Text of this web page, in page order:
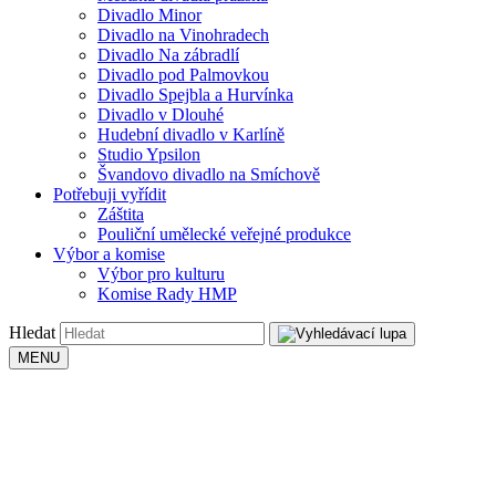
Divadlo Minor
Divadlo na Vinohradech
Divadlo Na zábradlí
Divadlo pod Palmovkou
Divadlo Spejbla a Hurvínka
Divadlo v Dlouhé
Hudební divadlo v Karlíně
Studio Ypsilon
Švandovo divadlo na Smíchově
Potřebuji vyřídit
Záštita
Pouliční umělecké veřejné produkce
Výbor a komise
Výbor pro kulturu
Komise Rady HMP
Hledat
MENU